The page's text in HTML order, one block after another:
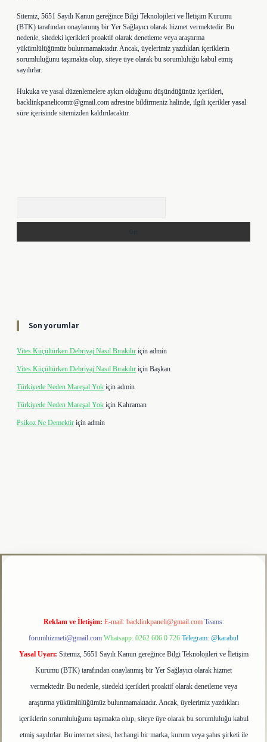
Sitemiz, 5651 Sayılı Kanun gereğince Bilgi Teknolojileri ve İletişim Kurumu
(BTK) tarafından onaylanmış bir Yer Sağlayıcı olarak hizmet vermektedir. Bu
nedenle, sitedeki içerikleri proaktif olarak denetleme veya araştırma
yükümlülüğümüz bulunmamaktadır. Ancak, üyelerimiz yazdıkları içeriklerin
sorumluluğunu taşımakta olup, siteye üye olarak bu sorumluluğu kabul etmiş
sayılırlar.
Hukuka ve yasal düzenlemelere aykırı olduğunu düşündüğünüz içerikleri,
backlinkpanelicomtr@gmail.com adresine bildirmeniz halinde, ilgili içerikler yasal
süre içerisinde sitemizden kaldırılacaktır.
Son yorumlar
Vites Küçültürken Debriyaj Nasıl Bırakılır için admin
Vites Küçültürken Debriyaj Nasıl Bırakılır için Başkan
Türkiyede Neden Mareşal Yok için admin
Türkiyede Neden Mareşal Yok için Kahraman
Psikoz Ne Demektir için admin
tulipbet
Reklam ve İletişim: E-mail: backlinkpaneli@gmail.com Teams:
forumhizmeti@gmail.com Whatsapp: 0262 606 0 726 Telegram: @karabul
Yasal Uyarı: Sitemiz, 5651 Sayılı Kanun gereğince Bilgi Teknolojileri ve İletişim
Kurumu (BTK) tarafından onaylanmış bir Yer Sağlayıcı olarak hizmet
vermektedir. Bu nedenle, sitedeki içerikleri proaktif olarak denetleme veya
araştırma yükümlülüğümüz bulunmamaktadır. Ancak, üyelerimiz yazdıkları
içeriklerin sorumluluğunu taşımakta olup, siteye üye olarak bu sorumluluğu kabul
etmiş sayılırlar. Bu internet sitesi, herhangi bir marka, kurum veya şahıs şirketi ile